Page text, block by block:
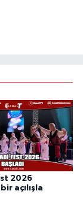
2026
açılışla